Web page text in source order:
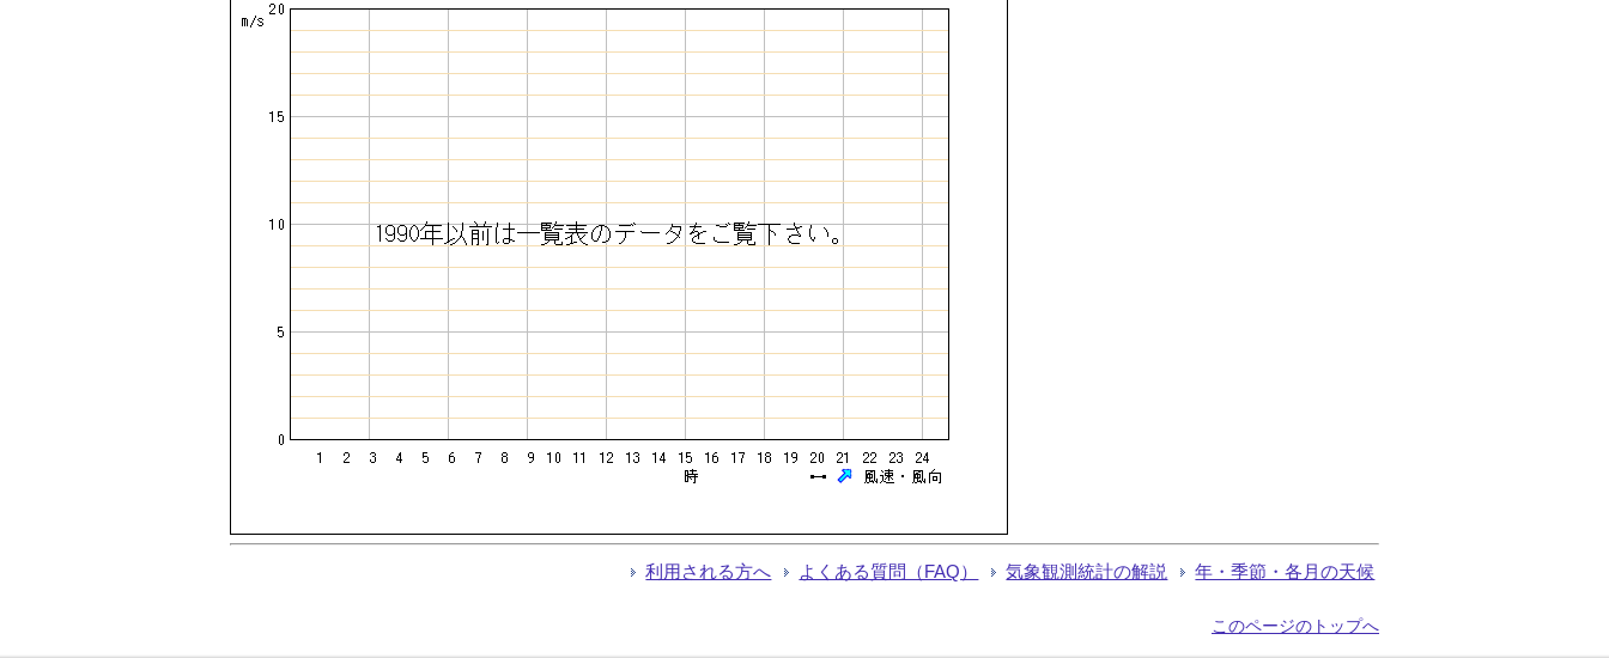
利用される方へ よくある質問（FAQ） 気象観測統計の解説 年・季節・各月の天候
このページのトップへ